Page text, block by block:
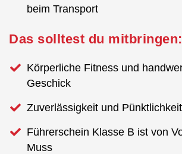
beim Transport
Das solltest du mitbringen:
Körperliche Fitness und
Geschick
Zuverlässigkeit und Pünktlichkeit
Führerschein Klasse B ist von
Muss